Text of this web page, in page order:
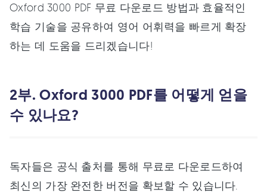
Oxford 3000 PDF 무료 다운로드 방법과 효율적인
학습 기술을 공유하여 영어 어휘력을 빠르게 확장
하는 데 도움을 드리겠습니다!
2부. Oxford 3000 PDF를 어떻게 얻을
수 있나요?
독자들은 공식 출처를 통해 무료로 다운로드하여
최신의 가장 완전한 버전을 확보할 수 있습니다.